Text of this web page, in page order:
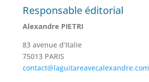
Responsable éditorial
Alexandre PIETRI
83 avenue d’Italie
75013 PARIS
contact@laguitareavecalexandre.com